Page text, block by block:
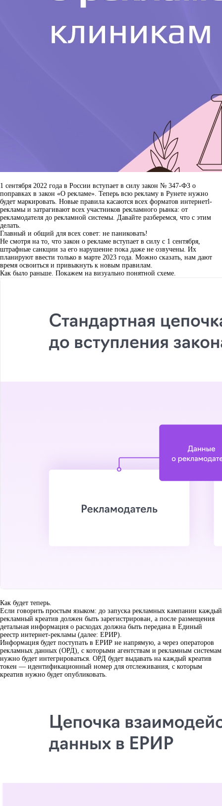
1 сентября 2022 года в России вступает в силу закон № 347-ФЗ о
поправках в закон «О рекламе». Теперь всю рекламу в Рунете нужно
будет маркировать. Новые правила касаются всех форматов интернетl-
рекламы и затрагивают всех участников рекламного рынка: от
рекламодателя до рекламной системы. Давайте разберемся, что с этим
делать.
Главный и общий для всех совет: не паниковать!
Не смотря на то, что закон о рекламе вступает в силу с 1 сентября,
штрафные санкции за его нарушение пока даже не озвучены. Их
планируют ввести только в марте 2023 года. Можно сказать, нам дают
время освоиться и привыкнуть к новым правилам.
Как было раньше. Покажем на визуально понятной схеме.
Как будет теперь.
Если говорить простым языком: до запуска рекламных кампании каждый
рекламный креатив должен быть зарегистрирован, а после размещения
детальная информация о расходах должна быть передана в Единый
реестр интернет-рекламы (далее: ЕРИР).
Информация будет поступать в ЕРИР не напрямую, а через операторов
рекламных данных (ОРД), с которыми агентствам и рекламным системам
нужно будет интегрироваться. ОРД будет выдавать на каждый креатив
токен — идентификационный номер для отслеживания, с которым
креатив нужно будет опубликовать.